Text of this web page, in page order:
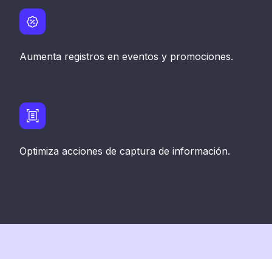
Aumenta registros en eventos y promociones.
Optimiza acciones de captura de información.